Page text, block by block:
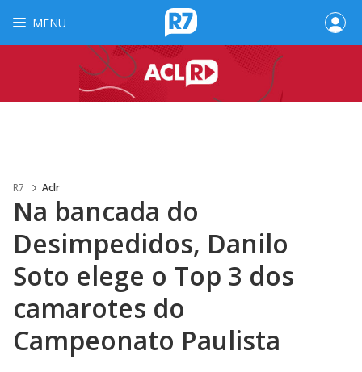
MENU
R7 Aclr
Na bancada do
Desimpedidos, Danilo
Soto elege o Top 3 dos
camarotes do
Campeonato Paulista